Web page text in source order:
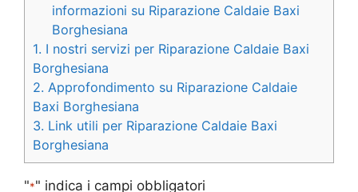
informazioni su Riparazione Caldaie Baxi
Borghesiana
1. I nostri servizi per Riparazione Caldaie Baxi
Borghesiana
2. Approfondimento su Riparazione Caldaie
Baxi Borghesiana
3. Link utili per Riparazione Caldaie Baxi
Borghesiana
"*" indica i campi obbligatori